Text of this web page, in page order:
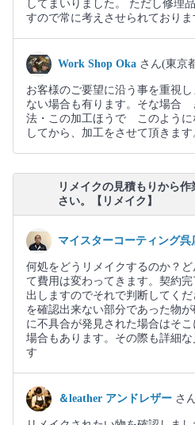
してまいりました。 ただし修理
すので常に考えさせられておりま
Work Shop Oka さん(東京
お客様のご要望に沿う事を重視
ない場合も有ります。そな場
法・この加工ほうで このよう
してから、加工をさせて頂きます
リメイクの見積もりから
さい。【リメイク】
マイスターコーティング呉
何処をどうリメイクするのか？
て費用は変わってきます。契約
出しますのでそれで判断してく
を確認出来ない部分であった物
に不具合が発見された場合はそ
場合もあります。その際も詳細
す
＆leather アンドレザー さ